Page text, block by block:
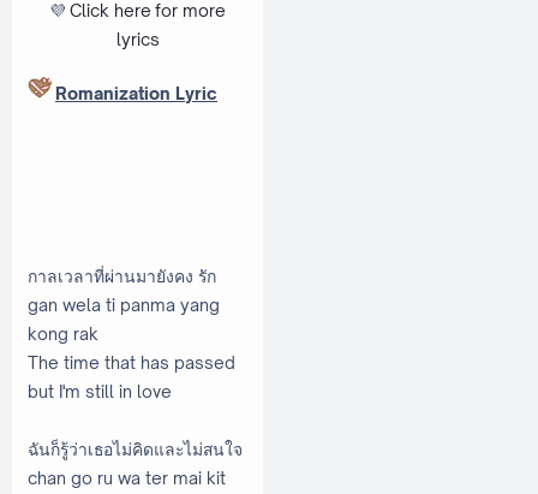
💜 Click here for more
lyrics
Romanization Lyric
กาลเวลาที่ผ่านมายังคง รัก
gan wela ti panma yang
kong rak
The time that has passed
but I'm still in love
ฉันก็รู้ว่าเธอไม่คิดและไม่สนใจ
chan go ru wa ter mai kit